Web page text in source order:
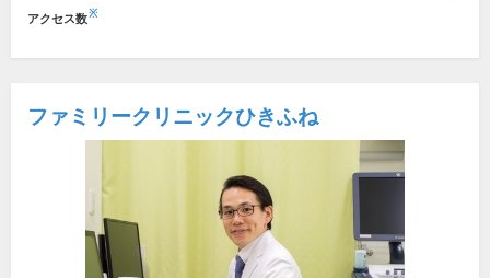
アクセス数※
ファミリークリニックひきふね